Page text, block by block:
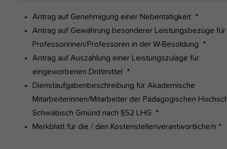
Antrag auf Genehmigung einer Nebentätigkeit *
Antrag auf Gewährung besonderer Leistungsbezüge für
Professorinnen/Professoren in der W-Besoldung *
Antrag auf Auszahlung einer Leistungszulage für
eingeworbenen Drittmittel *
Dienstaufgabenbeschreibung für Akademische
Mitarbeiterinnen/Mitarbeiter der Pädagogischen
Schwäbisch Gmünd nach §52 LHG *
Merkblatt für die / den Kostenstellenverantwortliche/n *